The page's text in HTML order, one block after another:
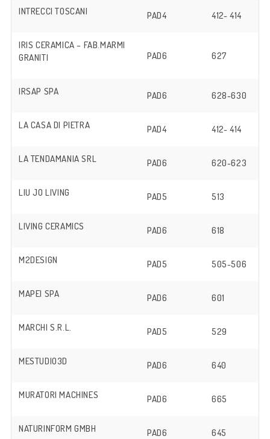
INTRECCI TOSCANI PAD4 412- 414
IRIS CERAMICA – FAB.MARMI
GRANITI
PAD6 627
IRSAP SPA PAD6 628-630
LA CASA DI PIETRA PAD4 412- 414
LA TENDAMANIA SRL PAD6 620-623
LIU JO LIVING PAD5 513
LIVING CERAMICS PAD6 618
M2DESIGN PAD5 505-506
MAPEI SPA PAD6 601
MARCHI S.R.L. PAD5 529
MESTUDIO3D PAD6 640
MURATORI MACHINES PAD6 665
NATURINFORM GMBH PAD6 645